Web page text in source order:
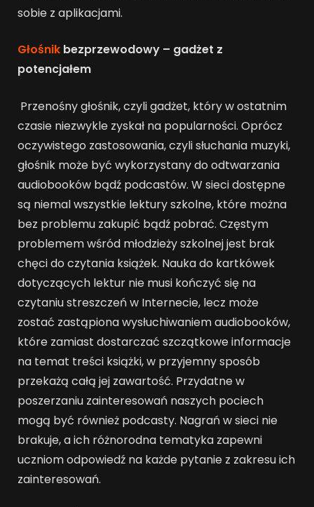
sobie z aplikacjami.
Głośnik bezprzewodowy – gadżet z
potencjałem
Przenośny głośnik, czyli gadżet, który w ostatnim
czasie niezwykle zyskał na popularności. Oprócz
oczywistego zastosowania, czyli słuchania muzyki,
głośnik może być wykorzystany do odtwarzania
audiobooków bądź podcastów. W sieci dostępne
są niemal wszystkie lektury szkolne, które można
bez problemu zakupić bądź pobrać. Częstym
problemem wśród młodzieży szkolnej jest brak
chęci do czytania książek. Nauka do kartkówek
dotyczących lektur nie musi kończyć się na
czytaniu streszczeń w Internecie, lecz może
zostać zastąpiona wysłuchiwaniem audiobooków,
które zamiast dostarczać szczątkowe informacje
na temat treści książki, w przyjemny sposób
przekażą całą jej zawartość. Przydatne w
poszerzaniu zainteresowań naszych pociech
mogą być również podcasty. Nagrań w sieci nie
brakuje, a ich różnorodna tematyka zapewni
uczniom odpowiedź na każde pytanie z zakresu ich
zainteresowań.